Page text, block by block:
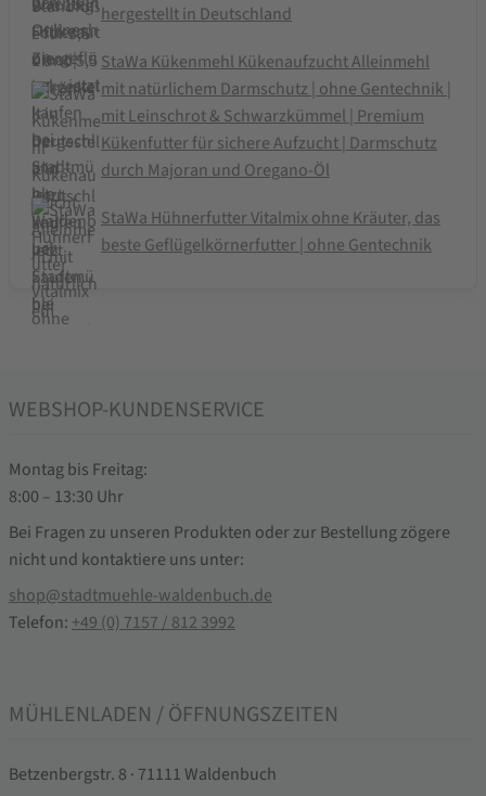
hergestellt in Deutschland
StaWa Kükenmehl Kükenaufzucht Alleinmehl
mit natürlichem Darmschutz | ohne Gentechnik |
mit Leinschrot & Schwarzkümmel | Premium
Kükenfutter für sichere Aufzucht | Darmschutz
durch Majoran und Oregano-Öl
StaWa Hühnerfutter Vitalmix ohne Kräuter, das
beste Geflügelkörnerfutter | ohne Gentechnik
WEBSHOP-KUNDENSERVICE
Montag bis Freitag:
8:00 – 13:30 Uhr
Bei Fragen zu unseren Produkten oder zur Bestellung zögere
nicht und kontaktiere uns unter:
shop@stadtmuehle-waldenbuch.de
Telefon:+49 (0) 7157 / 812 3992
MÜHLENLADEN / ÖFFNUNGSZEITEN
Betzenbergstr. 8 · 71111 Waldenbuch